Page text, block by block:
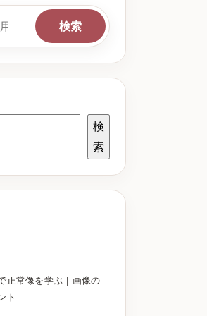
検索
検
索
正常像を学ぶ｜画像の
ト